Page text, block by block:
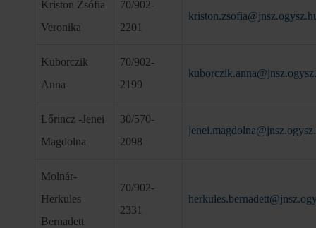
Kriston Zsófia
Veronika
70/902-
2201
Kuborczik
Anna
70/902-
2199
Lőrincz -Jenei
Magdolna
30/570-
2098
Molnár-
Herkules
Bernadett
70/902-
2331